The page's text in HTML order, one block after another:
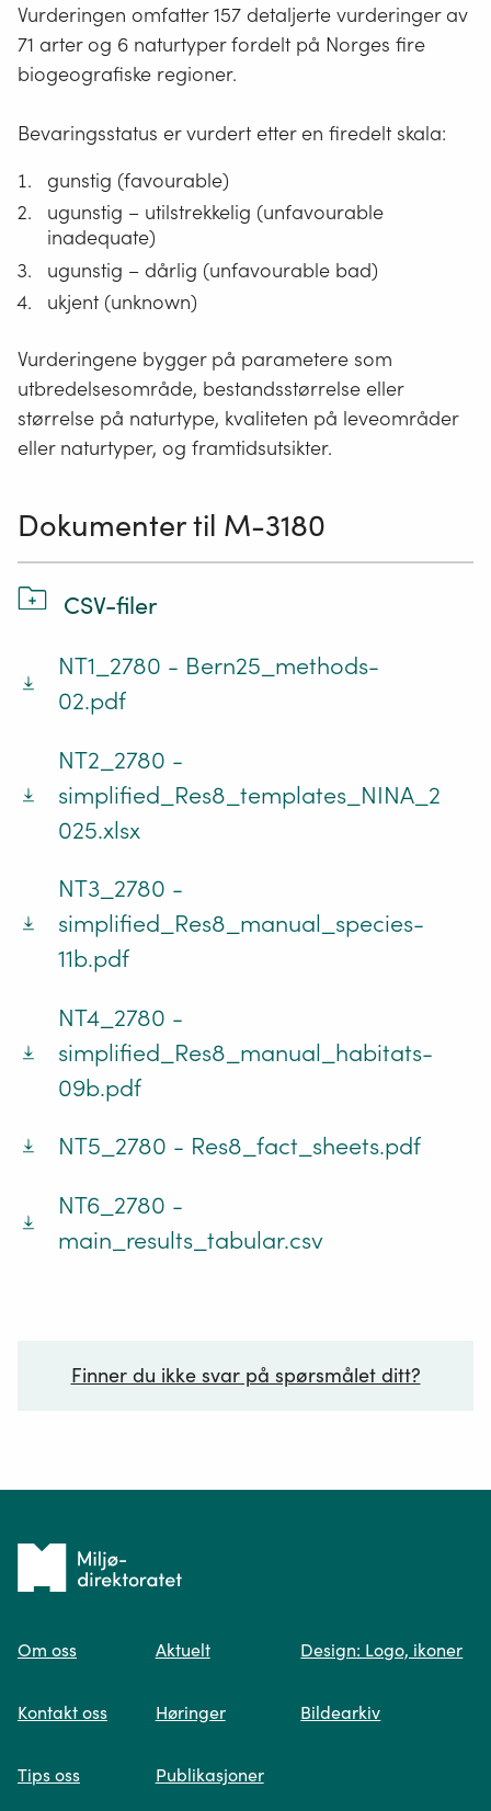
Vurderingen omfatter 157 detaljerte vurderinger av
71 arter og 6 naturtyper fordelt på Norges fire
biogeografiske regioner.
Bevaringsstatus er vurdert etter en firedelt skala:
gunstig (favourable)
ugunstig – utilstrekkelig (unfavourable
inadequate)
ugunstig – dårlig (unfavourable bad)
ukjent (unknown)
Vurderingene bygger på parametere som
utbredelsesområde, bestandsstørrelse eller
størrelse på naturtype, kvaliteten på leveområder
eller naturtyper, og framtidsutsikter.
Dokumenter til M-3180
CSV-filer
NT1_2780 - Bern25_methods-
02.pdf
NT2_2780 -
simplified_Res8_templates_NINA_2
025.xlsx
NT3_2780 -
simplified_Res8_manual_species-
11b.pdf
NT4_2780 -
simplified_Res8_manual_habitats-
09b.pdf
NT5_2780 - Res8_fact_sheets.pdf
NT6_2780 -
main_results_tabular.csv
Finner du ikke svar på spørsmålet ditt?
Spør oss
søk og viser deg vår mest relevante
Tilbake
forsiden
Om oss
Kontakt oss
Tips oss
Aktuelt
Høringer
Publikasjoner
Design: Logo, ikoner
Bildearkiv